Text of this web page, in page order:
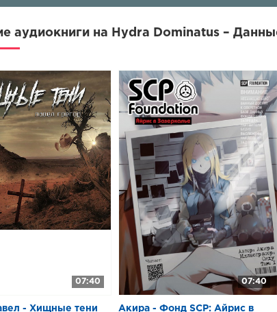
аудиокниги на Hydra Dominatus –
07:40
- Хищные тени
07:40
Акира - Фонд SCP: Айрис в